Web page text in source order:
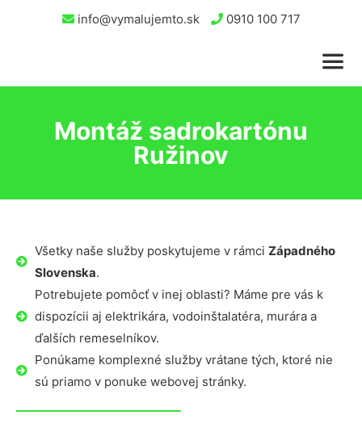
info@vymalujemto.sk 0910 100 717
Montáž sadrokartónu
Ružinov
Všetky naše služby poskytujeme v rámci Západného
Slovenska.
Potrebujete pomôcť v inej oblasti? Máme pre vás k
dispozícii aj elektrikára, vodoinštalatéra, murára a
ďalších remeselníkov.
Ponúkame komplexné služby vrátane tých, ktoré nie
sú priamo v ponuke webovej stránky.